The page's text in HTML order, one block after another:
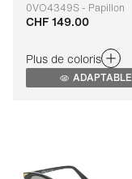
0VO4349S - Papillon
Adaptable
CHF 149.00
Plus de coloris
ADAPTABLE